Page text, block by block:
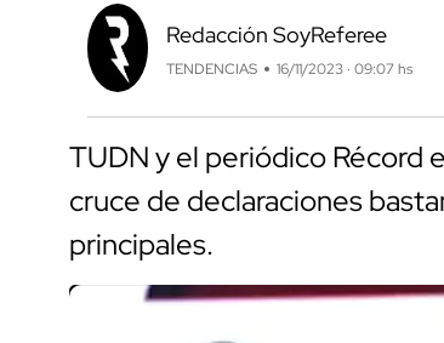
Redacción SoyReferee
TENDENCIAS 16/11/2023 · 09:07 hs
TUDN y el periódico Récord
cruce de declaraciones
principales.